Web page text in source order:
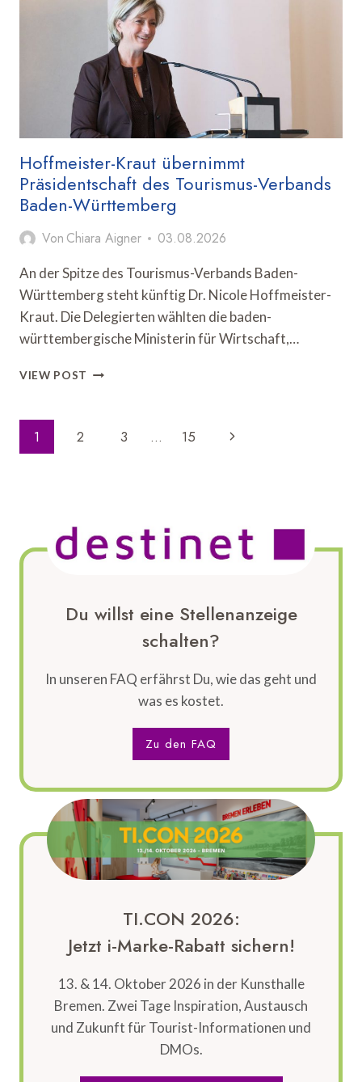
ÜBERRASCHUNGSETAPPEN
Hoffmeister-Kraut übernimmt
Präsidentschaft des Tourismus-Verbands
Baden-Württemberg
Von Chiara Aigner 03.08.2026
An der Spitze des Tourismus-Verbands Baden-
Württemberg steht künftig Dr. Nicole Hoffmeister-
Kraut. Die Delegierten wählten die baden-
württembergische Ministerin für Wirtschaft,…
VIEW POST HOFFMEISTER-
Seitennavigation
1 2 3 … 15
Nächste
Du willst eine Stellenanzeige
schalten?
In unseren FAQ erfährst Du, wie das geht und
was es kostet.
Zu den FAQ
TI.CON 2026:
Jetzt i-Marke-Rabatt sichern!
13. & 14. Oktober 2026 in der Kunsthalle
Bremen. Zwei Tage Inspiration, Austausch
und Zukunft für Tourist-Informationen und
DMOs.